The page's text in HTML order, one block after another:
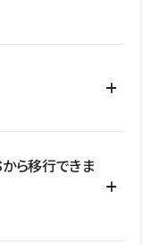
用サイト、ブロ
介サイト、ポートフ
ら移行できま